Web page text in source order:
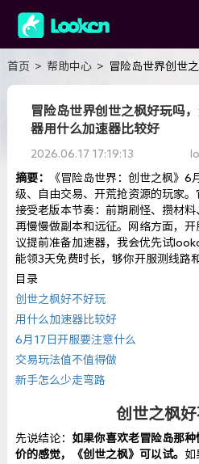
首页 > 帮助中心> 冒险岛世界创世之枫好玩吗
冒险岛世界创世之枫好玩吗
器用什么加速器比较好
2026.06.17 17:19:13
​摘要：
《冒险岛世界：创世之枫》6
级、自由交易、开荒抢资源的玩家
接受老版本节奏：前期刷怪、攒材
再慢慢做副本和远征。网络方面，
议提前准备加速器，我会优先试
能领3天免费时长，够你开服测线路
目录
创世之枫好不好玩
用什么加速器比较好
6月17日开服要注意什么
交易玩法值不值得做
新手怎么少走弯路
创世之枫
先说结论：
如果你喜欢老冒险岛那
价的感觉，《创世之枫》可以试。
如